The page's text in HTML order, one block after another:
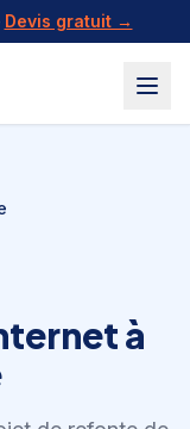
Devis gratuit →
à